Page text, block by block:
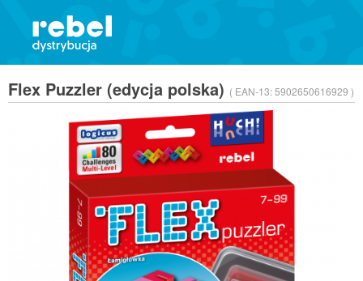
Flex Puzzler (edycja polska) ( EAN-13:5902650616929 )